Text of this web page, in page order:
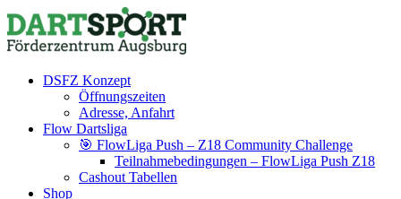
Zum
Inhalt
springen
Facebook
Instagram
YouTube
DSFZ Konzept
Öffnungszeiten
Adresse, Anfahrt
Flow Dartsliga
🎯 FlowLiga Push – Z18 Community Challenge
Teilnahmebedingungen – FlowLiga Push Z18
Cashout Tabellen
Shop